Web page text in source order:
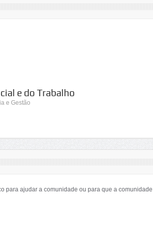
e do Trabalho
e Gestão
para ajudar a comunidade ou para que a comunidade